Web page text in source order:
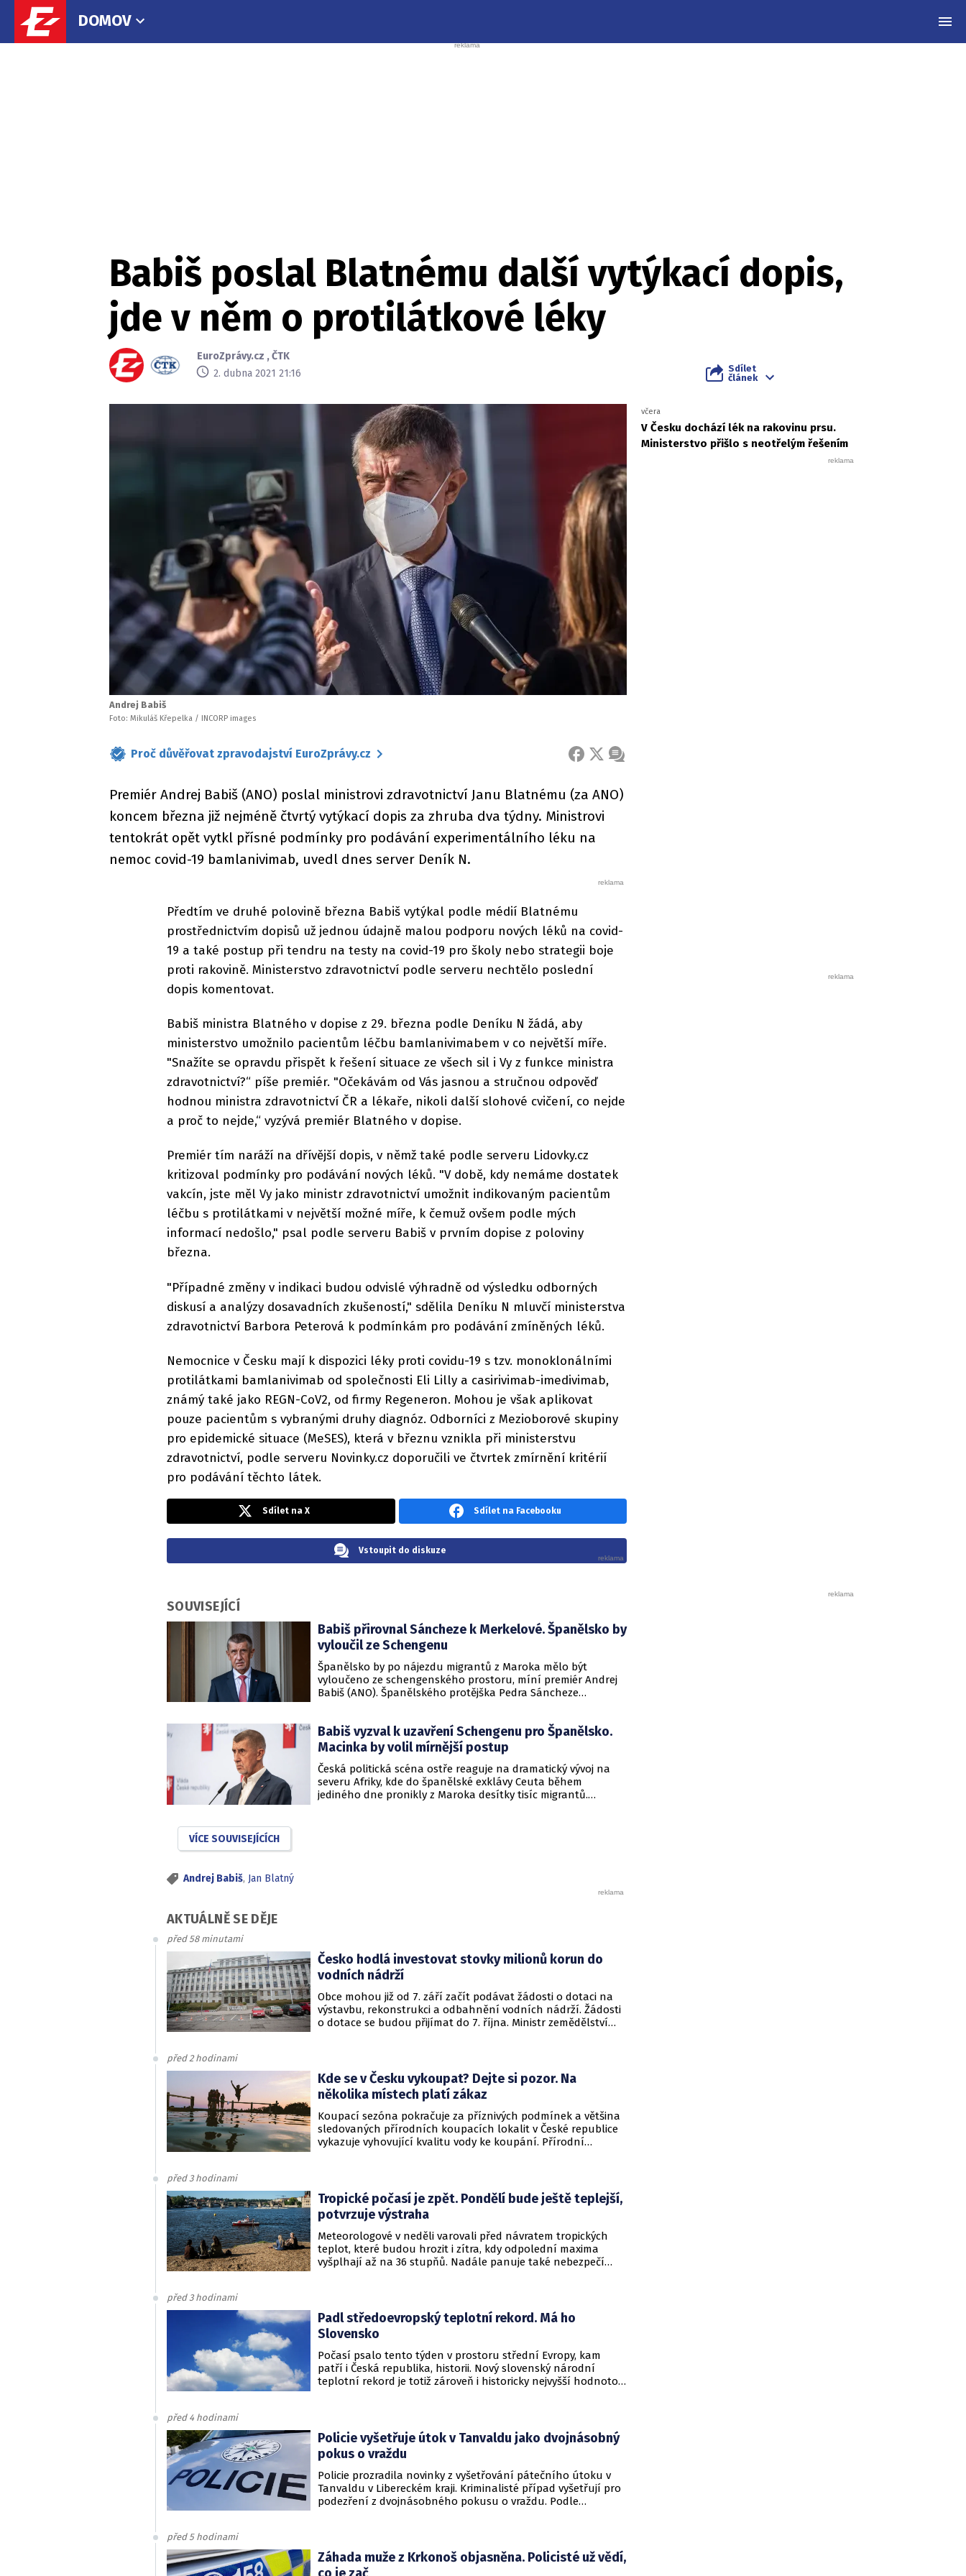
DOMOV
Babiš poslal Blatnému další vytýkací dopis,
jde v něm o protilátkové léky
EuroZprávy.cz ,ČTK
2. dubna 2021 21:16
Sdílet
článek
Andrej Babiš
Foto: Mikuláš Křepelka / INCORP images
Proč důvěřovat zpravodajství EuroZprávy.cz FACEBOOK
X ZPRÁVA
Premiér Andrej Babiš (ANO) poslal ministrovi zdravotnictví Janu Blatnému (za ANO)
koncem března již nejméně čtvrtý vytýkací dopis za zhruba dva týdny. Ministrovi
tentokrát opět vytkl přísné podmínky pro podávání experimentálního léku na
nemoc covid-19 bamlanivimab, uvedl dnes server Deník N.
Předtím ve druhé polovině března Babiš vytýkal podle médií Blatnému
prostřednictvím dopisů už jednou údajně malou podporu nových léků na covid-
19 a také postup při tendru na testy na covid-19 pro školy nebo strategii boje
proti rakovině. Ministerstvo zdravotnictví podle serveru nechtělo poslední
dopis komentovat.
Babiš ministra Blatného v dopise z 29. března podle Deníku N žádá, aby
ministerstvo umožnilo pacientům léčbu bamlanivimabem v co největší míře.
"Snažíte se opravdu přispět k řešení situace ze všech sil i Vy z funkce ministra
zdravotnictví?“ píše premiér. "Očekávám od Vás jasnou a stručnou odpověď
hodnou ministra zdravotnictví ČR a lékaře, nikoli další slohové cvičení, co nejde
a proč to nejde,“ vyzývá premiér Blatného v dopise.
Premiér tím naráží na dřívější dopis, v němž také podle serveru Lidovky.cz
kritizoval podmínky pro podávání nových léků. "V době, kdy nemáme dostatek
vakcín, jste měl Vy jako ministr zdravotnictví umožnit indikovaným pacientům
léčbu s protilátkami v největší možné míře, k čemuž ovšem podle mých
informací nedošlo," psal podle serveru Babiš v prvním dopise z poloviny
března.
"Případné změny v indikaci budou odvislé výhradně od výsledku odborných
diskusí a analýzy dosavadních zkušeností," sdělila Deníku N mluvčí ministerstva
zdravotnictví Barbora Peterová k podmínkám pro podávání zmíněných léků.
Nemocnice v Česku mají k dispozici léky proti covidu-19 s tzv. monoklonálními
protilátkami bamlanivimab od společnosti Eli Lilly a casirivimab-imedivimab,
známý také jako REGN-CoV2, od firmy Regeneron. Mohou je však aplikovat
pouze pacientům s vybranými druhy diagnóz. Odborníci z Mezioborové skupiny
pro epidemické situace (MeSES), která v březnu vznikla při ministerstvu
zdravotnictví, podle serveru Novinky.cz doporučili ve čtvrtek zmírnění kritérií
pro podávání těchto látek.
včera
V Česku dochází lék na rakovinu prsu.
Ministerstvo přišlo s neotřelým řešením
Sdílet na X Sdílet na Facebooku
Vstoupit do diskuze
SOUVISEJÍCÍ
Babiš přirovnal Sáncheze k Merkelové. Španělsko by
vyloučil ze Schengenu
Španělsko by po nájezdu migrantů z Maroka mělo být
vyloučeno ze schengenského prostoru, míní premiér Andrej
Babiš (ANO). Španělského protějška Pedra Sáncheze
Babiš vyzval k uzavření Schengenu pro Španělsko.
Macinka by volil mírnější postup
Česká politická scéna ostře reaguje na dramatický vývoj na
severu Afriky, kde do španělské exklávy Ceuta během
jediného dne pronikly z Maroka desítky tisíc migrantů.
VÍCE SOUVISEJÍCÍCH
Andrej Babiš, Jan Blatný
AKTUÁLNĚ SE DĚJE
před 58 minutami
Česko hodlá investovat stovky milionů korun do
vodních nádrží
Obce mohou již od 7. září začít podávat žádosti o dotaci na
výstavbu, rekonstrukci a odbahnění vodních nádrží. Žádosti
o dotace se budou přijímat do 7. října. Ministr zemědělství
tocích – 3. etapa. Informovalo o tom ministerstvo
zemědělství.
před 2 hodinami
Kde se v Česku vykoupat? Dejte si pozor. Na
několika místech platí zákaz
Koupací sezóna pokračuje za příznivých podmínek a většina
sledovaných přírodních koupacích lokalit v České republice
vykazuje vyhovující kvalitu vody ke koupání. Přírodní
často přesahujícími 30 °C.
před 3 hodinami
Tropické počasí je zpět. Pondělí bude ještě teplejší,
potvrzuje výstraha
Meteorologové v neděli varovali před návratem tropických
teplot, které budou hrozit i zítra, kdy odpolední maxima
vyšplhají až na 36 stupňů. Nadále panuje také nebezpečí
před 3 hodinami
Padl středoevropský teplotní rekord. Má ho
Slovensko
Počasí psalo tento týden v prostoru střední Evropy, kam
patří i Česká republika, historii. Nový slovenský národní
teplotní rekord je totiž zároveň i historicky nejvyšší hodnotou
před 4 hodinami
Policie vyšetřuje útok v Tanvaldu jako dvojnásobný
pokus o vraždu
Policie prozradila novinky z vyšetřování pátečního útoku v
Tanvaldu v Libereckém kraji. Kriminalisté případ vyšetřují pro
podezření z dvojnásobného pokusu o vraždu. Podle
před 5 hodinami
Záhada muže z Krkonoš objasněna. Policisté už vědí,